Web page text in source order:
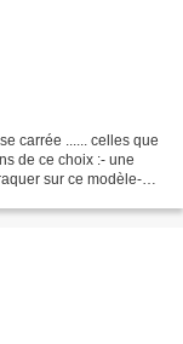
carrée ...... celles que
de ce choix :- une
sur ce modèle-